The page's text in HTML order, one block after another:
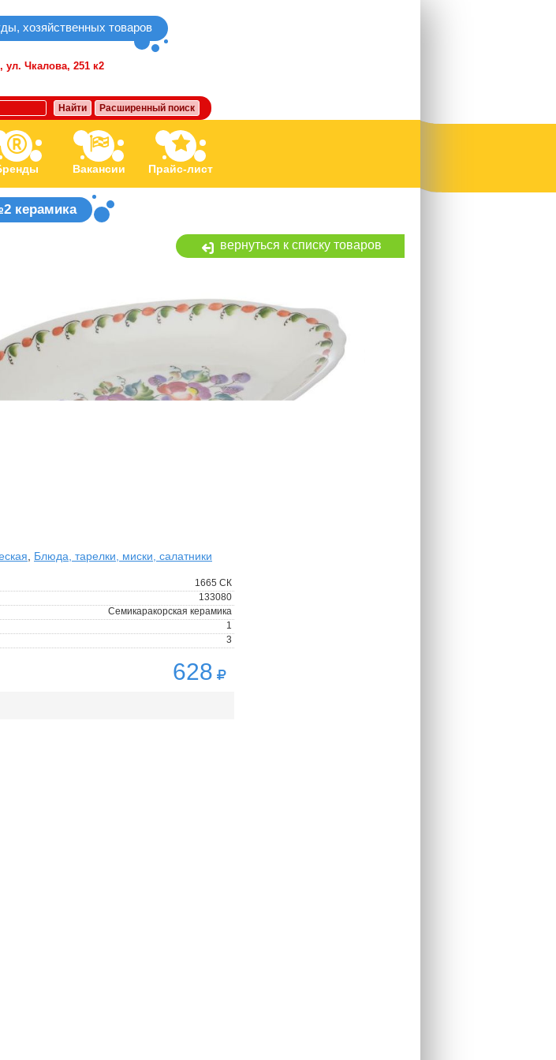
хозяйственных товаров
ул. Чкалова, 251 к2
Найти Расширенный поиск
Вакансии Прайс-лист
керамика
вернуться к списку товаров
Блюда, тарелки, миски, салатники
1665 СК
133080
Семикаракорская керамика
1
3
628